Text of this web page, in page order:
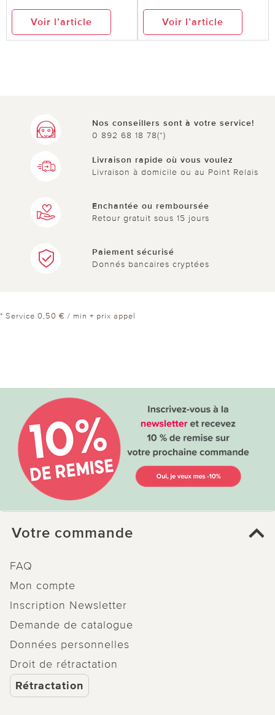
Voir l’article Voir l’article
Nos conseillers sont à votre service!
0 892 68 18 78(*)
Livraison rapide où vous voulez
Livraison à domicile ou au Point Relais
Enchantée ou remboursée
Retour gratuit sous 15 jours
Paiement sécurisé
Donnés bancaires cryptées
* Service 0,50 € / min + prix appel
Votre commande
FAQ
Mon compte
Inscription Newsletter
Demande de catalogue
Données personnelles
Droit de rétractation
Rétractation